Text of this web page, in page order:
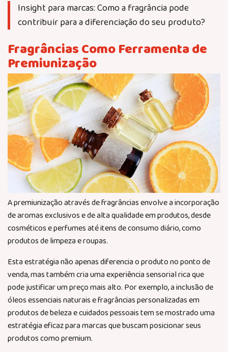
Insight para marcas: Como a fragrância pode
contribuir para a diferenciação do seu produto?
Fragrâncias Como Ferramenta de
Premiunização
A premiunização através de fragrâncias envolve a incorporação
de aromas exclusivos e de alta qualidade em produtos, desde
cosméticos e perfumes até itens de consumo diário, como
produtos de limpeza e roupas.
Esta estratégia não apenas diferencia o produto no ponto de
venda, mas também cria uma experiência sensorial rica que
pode justificar um preço mais alto. Por exemplo, a inclusão de
óleos essenciais naturais e fragrâncias personalizadas em
produtos de beleza e cuidados pessoais tem se mostrado uma
estratégia eficaz para marcas que buscam posicionar seus
produtos como premium.